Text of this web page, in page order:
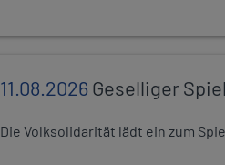
11.08.2026Geselliger
Die Volksolidarität lädt ein zum